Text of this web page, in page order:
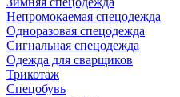
Непромокаемая спецодежда
Одноразовая спецодежда
Сигнальная спецодежда
Одежда для сварщиков
Трикотаж
Спецобувь